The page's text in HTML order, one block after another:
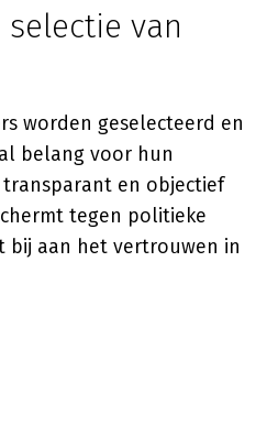
van
worden geselecteerd en
belang voor hun
en objectief
tegen politieke
bij aan het vertrouwen in